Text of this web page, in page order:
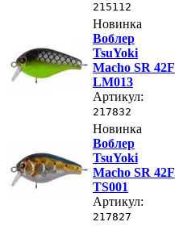
215112
Новинка
Воблер
TsuYoki
Macho SR 42F
LM013
Артикул:
217832
Новинка
Воблер
TsuYoki
Macho SR 42F
TS001
Артикул:
217827